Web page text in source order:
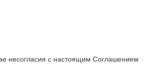
несогласия с настоящим Соглашением